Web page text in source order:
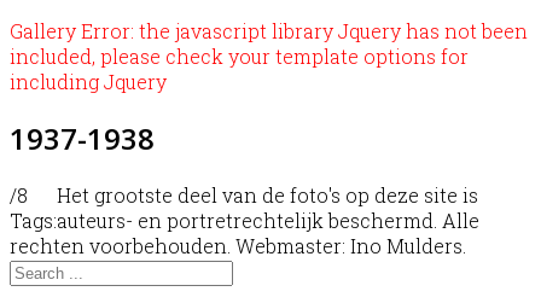
Gallery Error: the javascript library Jquery has not been
included, please check your template options for
including Jquery
1937-1938
/8
Tags:
Het grootste deel van de foto's op deze site is
auteurs- en portretrechtelijk beschermd. Alle
rechten voorbehouden. Webmaster: Ino Mulders.